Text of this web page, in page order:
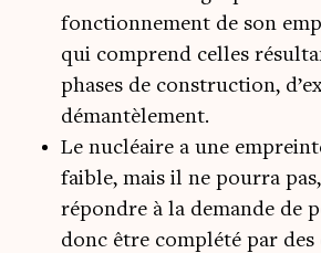
fonctionnement de son
qui comprend celles
phases de construction,
démantèlement.
Le nucléaire a une
faible, mais il ne pourra
répondre à la demande de
donc être complété par des